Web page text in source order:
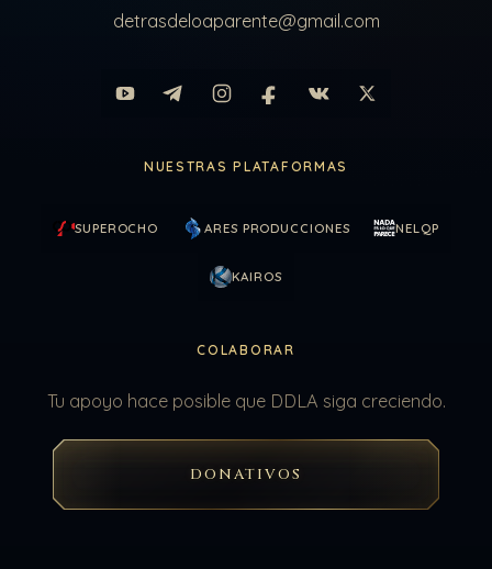
detrasdeloaparente@gmail.com
NUESTRAS PLATAFORMAS
SUPEROCHO ARES PRODUCCIONES NELQP
KAIROS
COLABORAR
Tu apoyo hace posible que DDLA siga creciendo.
DONATIVOS